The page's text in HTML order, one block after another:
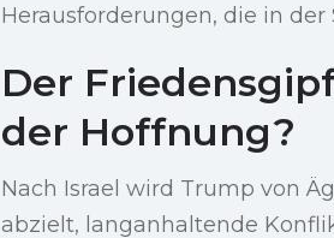
Herausforderungen, die in
Der
der Hoffnung?
Nach Israel wird Trump von
abzielt, langanhaltende